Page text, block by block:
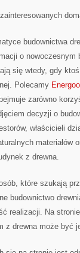
budownictwa
o nowoczesnym
się wtedy, gdy
Polecamy
zarówno
decyzji o
właścicieli
z drewna.
które szukają
budownictwo
realizacji. Na
z drewna może być